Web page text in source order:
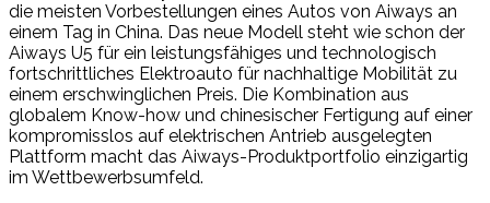
die meisten Vorbestellungen eines Autos von Aiways an
einem Tag in China. Das neue Modell steht wie schon der
Aiways U5 für ein leistungsfähiges und technologisch
fortschrittliches Elektroauto für nachhaltige Mobilität zu
einem erschwinglichen Preis. Die Kombination aus
globalem Know-how und chinesischer Fertigung auf einer
kompromisslos auf elektrischen Antrieb ausgelegten
Plattform macht das Aiways-Produktportfolio einzigartig
im Wettbewerbsumfeld.